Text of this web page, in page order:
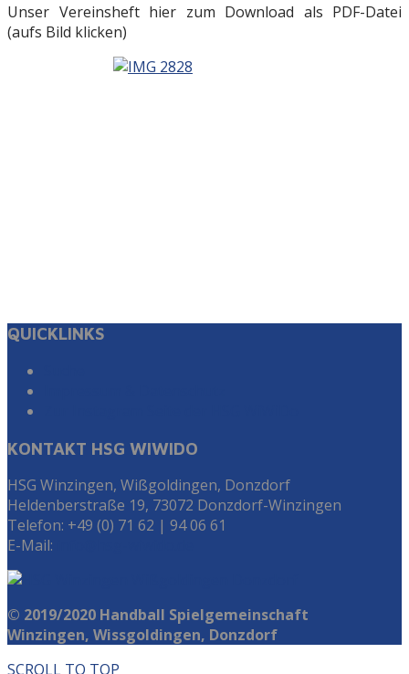
Unser Vereinsheft hier zum Download als PDF-Datei
(aufs Bild klicken)
QUICKLINKS
KONTAKT HSG WIWIDO
HSG Winzingen, Wißgoldingen, Donzdorf
Heldenberstraße 19, 73072 Donzdorf-Winzingen
Telefon: +49 (0) 71 62 | 94 06 61
E-Mail:
© 2019/2020 Handball Spielgemeinschaft
Winzingen, Wissgoldingen, Donzdorf
SCROLL TO TOP